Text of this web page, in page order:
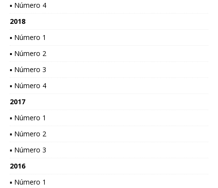
▪ Número 4
2018
▪ Número 1
▪ Número 2
▪ Número 3
▪ Número 4
2017
▪ Número 1
▪ Número 2
▪ Número 3
2016
▪ Número 1